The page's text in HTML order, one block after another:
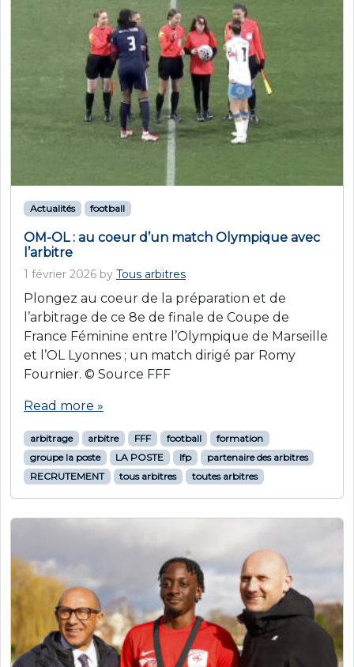
Actualités football
OM-OL : au coeur d’un match Olympique avec
l’arbitre
1 février 2026 by Tous arbitres
Plongez au coeur de la préparation et de
l’arbitrage de ce 8e de finale de Coupe de
France Féminine entre l’Olympique de Marseille
et l’OL Lyonnes ; un match dirigé par Romy
Fournier. © Source FFF
Read more »
arbitrage arbitre FFF football
formation
groupe la poste
LA POSTE lfp
partenaire des arbitres
RECRUTEMENT
tous arbitres toutes arbitres